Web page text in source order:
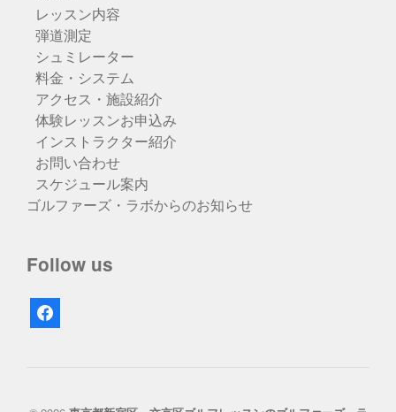
レッスン内容
弾道測定
シュミレーター
料金・システム
アクセス・施設紹介
体験レッスンお申込み
インストラクター紹介
お問い合わせ
スケジュール案内
ゴルファーズ・ラボからのお知らせ
Follow us
facebook